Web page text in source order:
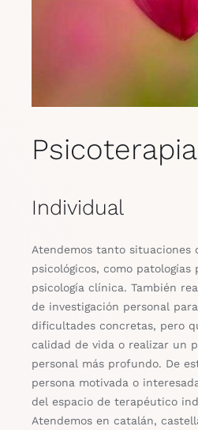
Programa
Psicoterapia
Individual
Atendemos tanto situaciones
psicológicos, como patologías
psicología clínica. También
de investigación personal
dificultades concretas, pero
calidad de vida o realizar un
personal más profundo. De
persona motivada o
del espacio de terapéutico
Atendemos en catalán,